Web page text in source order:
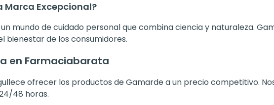
Marca Excepcional?
mundo de cuidado personal que combina ciencia y naturaleza.
bienestar de los consumidores.
en Farmaciabarata
ofrecer los productos de Gamarde a un precio competitivo.
48 horas.